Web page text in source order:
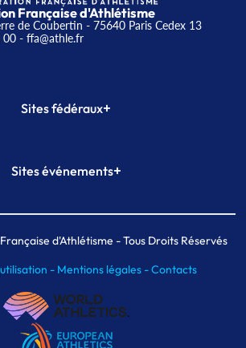
Française d'Athlétisme
de Coubertin - 75640 Paris Cedex 13
00- ffa@athle.fr
Sites fédéraux+
Plateforme Formation
Sites événements+
Meeting de Paris indoor
MAIF Ekiden de Paris
d'Athlétisme - Tous Droits Réservés
- Mentions légales -Contacts